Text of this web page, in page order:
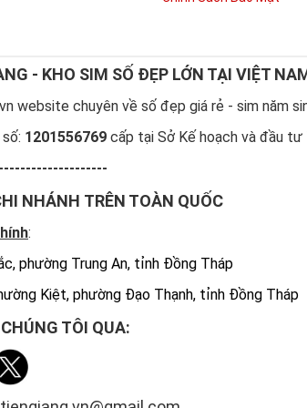
- KHO SIM SỐ ĐẸP LỚN TẠI VIỆT
website chuyên về số đẹp giá rẻ - sim năm
1201556769 cấp tại Sở Kế hoạch và đầu
NHÁNH TRÊN TOÀN QUỐC
:
phường Trung An, tỉnh Đồng Tháp
Kiệt, phường Đạo Thạnh, tỉnh Đồng Tháp
TÔI QUA: